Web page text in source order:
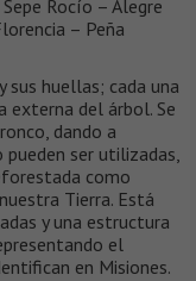
Rocío – Alegre
– Peña
sus huellas; cada una
externa del árbol. Se
dando a
ser utilizadas,
como
Tierra. Está
y una estructura
el
en Misiones.